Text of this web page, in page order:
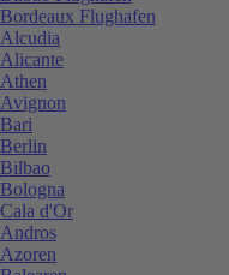
Bordeaux Flughafen
Alcudia
Alicante
Athen
Avignon
Bari
Berlin
Bilbao
Bologna
Cala d'Or
Andros
Azoren